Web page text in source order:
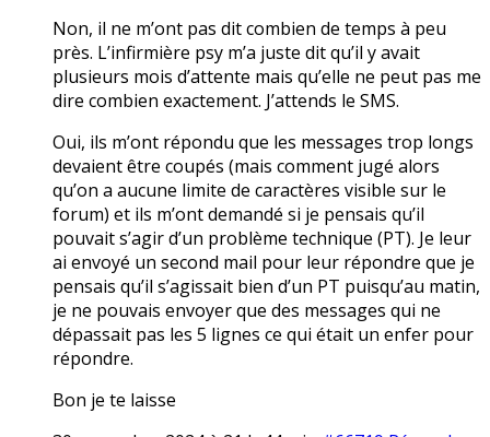
Non, il ne m’ont pas dit combien de temps à peu
près. L’infirmière psy m’a juste dit qu’il y avait
plusieurs mois d’attente mais qu’elle ne peut pas me
dire combien exactement. J’attends le SMS.
Oui, ils m’ont répondu que les messages trop longs
devaient être coupés (mais comment jugé alors
qu’on a aucune limite de caractères visible sur le
forum) et ils m’ont demandé si je pensais qu’il
pouvait s’agir d’un problème technique (PT). Je leur
ai envoyé un second mail pour leur répondre que je
pensais qu’il s’agissait bien d’un PT puisqu’au matin,
je ne pouvais envoyer que des messages qui ne
dépassait pas les 5 lignes ce qui était un enfer pour
répondre.
Bon je te laisse